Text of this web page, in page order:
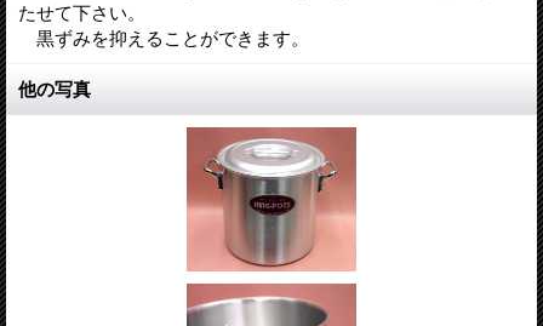
たせて下さい。
黒ずみを抑えることができます。
他の写真